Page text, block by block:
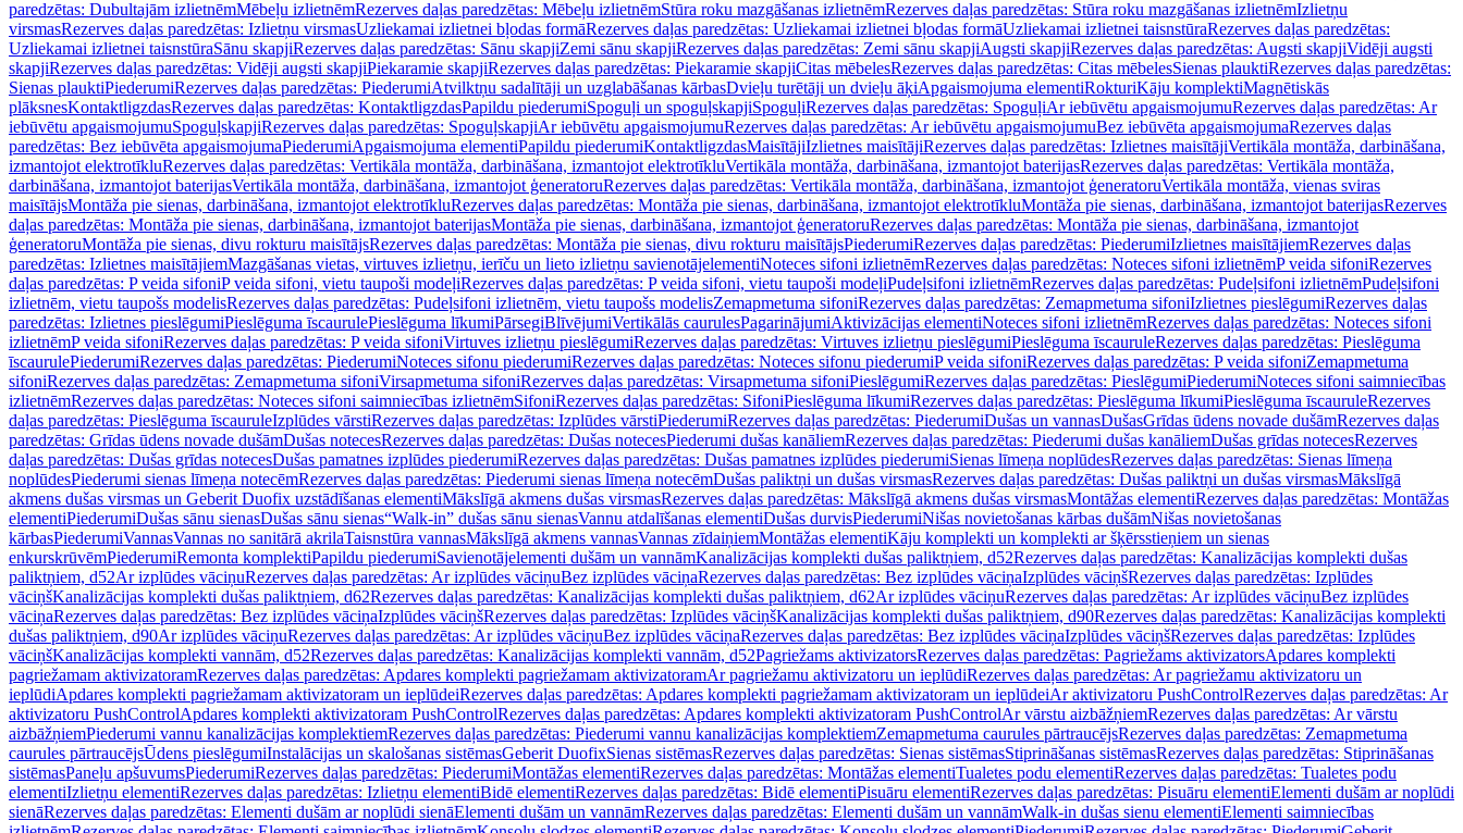
paredzētas: Dubultajām izlietnēmMēbeļu izlietnēmRezerves daļas paredzētas: Mēbeļu izlietnēmStūra roku mazgāšanas izlietnēmRezerves daļas paredzētas: Stūra roku mazgāšanas izlietnēmIzlietņu
virsmasRezerves daļas paredzētas: Izlietņu virsmasUzliekamai izlietnei bļodas formāRezerves daļas paredzētas: Uzliekamai izlietnei bļodas formāUzliekamai izlietnei taisnstūraRezerves daļas paredzētas:
Uzliekamai izlietnei taisnstūraSānu skapjiRezerves daļas paredzētas: Sānu skapjiZemi sānu skapjiRezerves daļas paredzētas: Zemi sānu skapjiAugsti skapjiRezerves daļas paredzētas: Augsti skapjiVidēji augsti
skapjiRezerves daļas paredzētas: Vidēji augsti skapjiPiekaramie skapjiRezerves daļas paredzētas: Piekaramie skapjiCitas mēbelesRezerves daļas paredzētas: Citas mēbelesSienas plauktiRezerves daļas paredzētas:
Sienas plauktiPiederumiRezerves daļas paredzētas: PiederumiAtvilktņu sadalītāji un uzglabāšanas kārbasDvieļu turētāji un dvieļu āķiApgaismojuma elementiRokturiKāju komplektiMagnētiskās
plāksnesKontaktligzdasRezerves daļas paredzētas: KontaktligzdasPapildu piederumiSpoguļi un spoguļskapjiSpoguļiRezerves daļas paredzētas: SpoguļiAr iebūvētu apgaismojumuRezerves daļas paredzētas: Ar
iebūvētu apgaismojumuSpoguļskapjiRezerves daļas paredzētas: SpoguļskapjiAr iebūvētu apgaismojumuRezerves daļas paredzētas: Ar iebūvētu apgaismojumuBez iebūvēta apgaismojumaRezerves daļas
paredzētas: Bez iebūvēta apgaismojumaPiederumiApgaismojuma elementiPapildu piederumiKontaktligzdasMaisītājiIzlietnes maisītājiRezerves daļas paredzētas: Izlietnes maisītājiVertikāla montāža, darbināšana,
izmantojot elektrotīkluRezerves daļas paredzētas: Vertikāla montāža, darbināšana, izmantojot elektrotīkluVertikāla montāža, darbināšana, izmantojot baterijasRezerves daļas paredzētas: Vertikāla montāža,
darbināšana, izmantojot baterijasVertikāla montāža, darbināšana, izmantojot ģeneratoruRezerves daļas paredzētas: Vertikāla montāža, darbināšana, izmantojot ģeneratoruVertikāla montāža, vienas sviras
maisītājsMontāža pie sienas, darbināšana, izmantojot elektrotīkluRezerves daļas paredzētas: Montāža pie sienas, darbināšana, izmantojot elektrotīkluMontāža pie sienas, darbināšana, izmantojot baterijasRezerves
daļas paredzētas: Montāža pie sienas, darbināšana, izmantojot baterijasMontāža pie sienas, darbināšana, izmantojot ģeneratoruRezerves daļas paredzētas: Montāža pie sienas, darbināšana, izmantojot
ģeneratoruMontāža pie sienas, divu rokturu maisītājsRezerves daļas paredzētas: Montāža pie sienas, divu rokturu maisītājsPiederumiRezerves daļas paredzētas: PiederumiIzlietnes maisītājiemRezerves daļas
paredzētas: Izlietnes maisītājiemMazgāšanas vietas, virtuves izlietņu, ierīču un lieto izlietņu savienotājelementiNoteces sifoni izlietnēmRezerves daļas paredzētas: Noteces sifoni izlietnēmP veida sifoniRezerves
daļas paredzētas: P veida sifoniP veida sifoni, vietu taupoši modeļiRezerves daļas paredzētas: P veida sifoni, vietu taupoši modeļiPudeļsifoni izlietnēmRezerves daļas paredzētas: Pudeļsifoni izlietnēmPudeļsifoni
izlietnēm, vietu taupošs modelisRezerves daļas paredzētas: Pudeļsifoni izlietnēm, vietu taupošs modelisZemapmetuma sifoniRezerves daļas paredzētas: Zemapmetuma sifoniIzlietnes pieslēgumiRezerves daļas
paredzētas: Izlietnes pieslēgumiPieslēguma īscaurulePieslēguma līkumiPārsegiBlīvējumiVertikālās caurulesPagarinājumiAktivizācijas elementiNoteces sifoni izlietnēmRezerves daļas paredzētas: Noteces sifoni
izlietnēmP veida sifoniRezerves daļas paredzētas: P veida sifoniVirtuves izlietņu pieslēgumiRezerves daļas paredzētas: Virtuves izlietņu pieslēgumiPieslēguma īscauruleRezerves daļas paredzētas: Pieslēguma
īscaurulePiederumiRezerves daļas paredzētas: PiederumiNoteces sifonu piederumiRezerves daļas paredzētas: Noteces sifonu piederumiP veida sifoniRezerves daļas paredzētas: P veida sifoniZemapmetuma
sifoniRezerves daļas paredzētas: Zemapmetuma sifoniVirsapmetuma sifoniRezerves daļas paredzētas: Virsapmetuma sifoniPieslēgumiRezerves daļas paredzētas: PieslēgumiPiederumiNoteces sifoni saimniecības
izlietnēmRezerves daļas paredzētas: Noteces sifoni saimniecības izlietnēmSifoniRezerves daļas paredzētas: SifoniPieslēguma līkumiRezerves daļas paredzētas: Pieslēguma līkumiPieslēguma īscauruleRezerves
daļas paredzētas: Pieslēguma īscauruleIzplūdes vārstiRezerves daļas paredzētas: Izplūdes vārstiPiederumiRezerves daļas paredzētas: PiederumiDušas un vannasDušasGrīdas ūdens novade dušāmRezerves daļas
paredzētas: Grīdas ūdens novade dušāmDušas notecesRezerves daļas paredzētas: Dušas notecesPiederumi dušas kanāliemRezerves daļas paredzētas: Piederumi dušas kanāliemDušas grīdas notecesRezerves
daļas paredzētas: Dušas grīdas notecesDušas pamatnes izplūdes piederumiRezerves daļas paredzētas: Dušas pamatnes izplūdes piederumiSienas līmeņa noplūdesRezerves daļas paredzētas: Sienas līmeņa
noplūdesPiederumi sienas līmeņa notecēmRezerves daļas paredzētas: Piederumi sienas līmeņa notecēmDušas paliktņi un dušas virsmasRezerves daļas paredzētas: Dušas paliktņi un dušas virsmasMākslīgā
akmens dušas virsmas un Geberit Duofix uzstādīšanas elementiMākslīgā akmens dušas virsmasRezerves daļas paredzētas: Mākslīgā akmens dušas virsmasMontāžas elementiRezerves daļas paredzētas: Montāžas
elementiPiederumiDušas sānu sienasDušas sānu sienas“Walk-in” dušas sānu sienasVannu atdalīšanas elementiDušas durvisPiederumiNišas novietošanas kārbas dušāmNišas novietošanas
kārbasPiederumiVannasVannas no sanitārā akrilaTaisnstūra vannasMākslīgā akmens vannasVannas zīdaiņiemMontāžas elementiKāju komplekti un komplekti ar šķērsstieņiem un sienas
enkurskrūvēmPiederumiRemonta komplektiPapildu piederumiSavienotājelementi dušām un vannāmKanalizācijas komplekti dušas paliktņiem, d52Rezerves daļas paredzētas: Kanalizācijas komplekti dušas
paliktņiem, d52Ar izplūdes vāciņuRezerves daļas paredzētas: Ar izplūdes vāciņuBez izplūdes vāciņaRezerves daļas paredzētas: Bez izplūdes vāciņaIzplūdes vāciņšRezerves daļas paredzētas: Izplūdes
vāciņšKanalizācijas komplekti dušas paliktņiem, d62Rezerves daļas paredzētas: Kanalizācijas komplekti dušas paliktņiem, d62Ar izplūdes vāciņuRezerves daļas paredzētas: Ar izplūdes vāciņuBez izplūdes
vāciņaRezerves daļas paredzētas: Bez izplūdes vāciņaIzplūdes vāciņšRezerves daļas paredzētas: Izplūdes vāciņšKanalizācijas komplekti dušas paliktņiem, d90Rezerves daļas paredzētas: Kanalizācijas komplekti
dušas paliktņiem, d90Ar izplūdes vāciņuRezerves daļas paredzētas: Ar izplūdes vāciņuBez izplūdes vāciņaRezerves daļas paredzētas: Bez izplūdes vāciņaIzplūdes vāciņšRezerves daļas paredzētas: Izplūdes
vāciņšKanalizācijas komplekti vannām, d52Rezerves daļas paredzētas: Kanalizācijas komplekti vannām, d52Pagriežams aktivizatorsRezerves daļas paredzētas: Pagriežams aktivizatorsApdares komplekti
pagriežamam aktivizatoramRezerves daļas paredzētas: Apdares komplekti pagriežamam aktivizatoramAr pagriežamu aktivizatoru un ieplūdiRezerves daļas paredzētas: Ar pagriežamu aktivizatoru un
ieplūdiApdares komplekti pagriežamam aktivizatoram un ieplūdeiRezerves daļas paredzētas: Apdares komplekti pagriežamam aktivizatoram un ieplūdeiAr aktivizatoru PushControlRezerves daļas paredzētas: Ar
aktivizatoru PushControlApdares komplekti aktivizatoram PushControlRezerves daļas paredzētas: Apdares komplekti aktivizatoram PushControlAr vārstu aizbāžņiemRezerves daļas paredzētas: Ar vārstu
aizbāžņiemPiederumi vannu kanalizācijas komplektiemRezerves daļas paredzētas: Piederumi vannu kanalizācijas komplektiemZemapmetuma caurules pārtraucējsRezerves daļas paredzētas: Zemapmetuma
caurules pārtraucējsŪdens pieslēgumiInstalācijas un skalošanas sistēmasGeberit DuofixSienas sistēmasRezerves daļas paredzētas: Sienas sistēmasStiprināšanas sistēmasRezerves daļas paredzētas: Stiprināšanas
sistēmasPaneļu apšuvumsPiederumiRezerves daļas paredzētas: PiederumiMontāžas elementiRezerves daļas paredzētas: Montāžas elementiTualetes podu elementiRezerves daļas paredzētas: Tualetes podu
elementiIzlietņu elementiRezerves daļas paredzētas: Izlietņu elementiBidē elementiRezerves daļas paredzētas: Bidē elementiPisuāru elementiRezerves daļas paredzētas: Pisuāru elementiElementi dušām ar noplūdi
sienāRezerves daļas paredzētas: Elementi dušām ar noplūdi sienāElementi dušām un vannāmRezerves daļas paredzētas: Elementi dušām un vannāmWalk-in dušas sienu elementiElementi saimniecības